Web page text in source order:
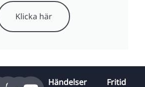
Klicka här
Händelser Fritid